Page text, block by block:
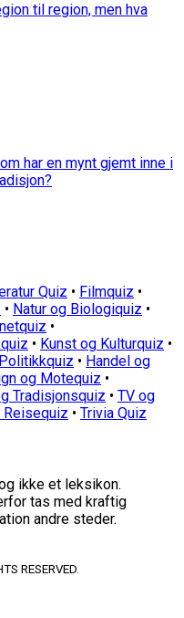
til region, men hva
har en mynt gjemt inne i
Quiz • Filmquiz •
• Natur og Biologiquiz •
•
• Kunst og Kulturquiz •
Politikkquiz • Handel og
og Motequiz •
Tradisjonsquiz • TV og
Reisequiz • Trivia Quiz
ikke et leksikon.
tas med kraftig
andre steder.
RESERVED.